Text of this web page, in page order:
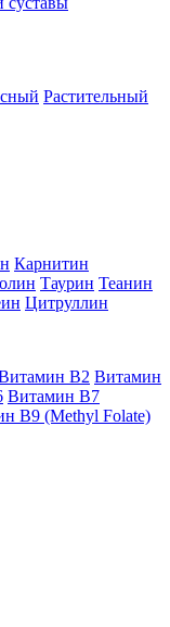
Растительный
Карнитин
Таурин Теанин
Цитруллин
B2 Витамин
Витамин B7
B9 (Methyl Folate)